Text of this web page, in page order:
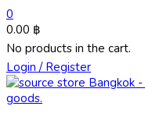
0
0.00 ฿
No products in the cart.
Login / Register